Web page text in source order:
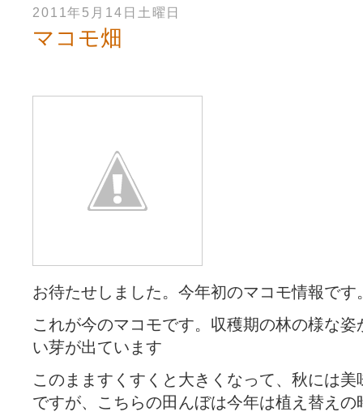
2011年5月14日土曜日
マコモ畑
お待たせしました。今年初のマコモ情報です
これが今のマコモです。収穫期の林の様な
い芽が出ています
このまますくすくと大きくなって、秋には
ですが、こちらの田んぼは今年は植え替え